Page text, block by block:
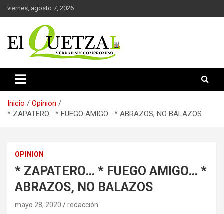
Saltar
al
viernes, agosto 7, 2026
El Quetzal de Cholula
Inicio
Opinion
* ZAPATERO… * FUEGO AMIGO… * ABRAZOS, NO BALAZOS
OPINION
* ZAPATERO… * FUEGO AMIGO… *
ABRAZOS, NO BALAZOS
mayo 28, 2020 redacción